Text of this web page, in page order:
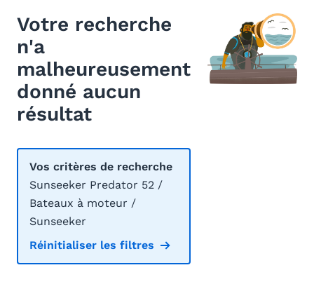
Votre recherche
n'a
malheureusement
donné aucun
résultat
Vos critères de recherche
Sunseeker Predator 52 /
Bateaux à moteur /
Sunseeker
Réinitialiser les filtres